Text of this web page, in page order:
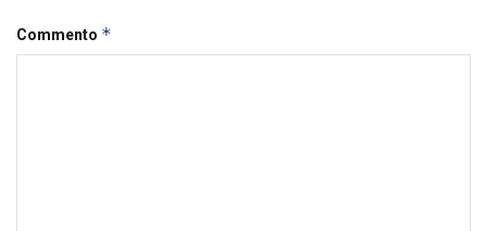
Commento *